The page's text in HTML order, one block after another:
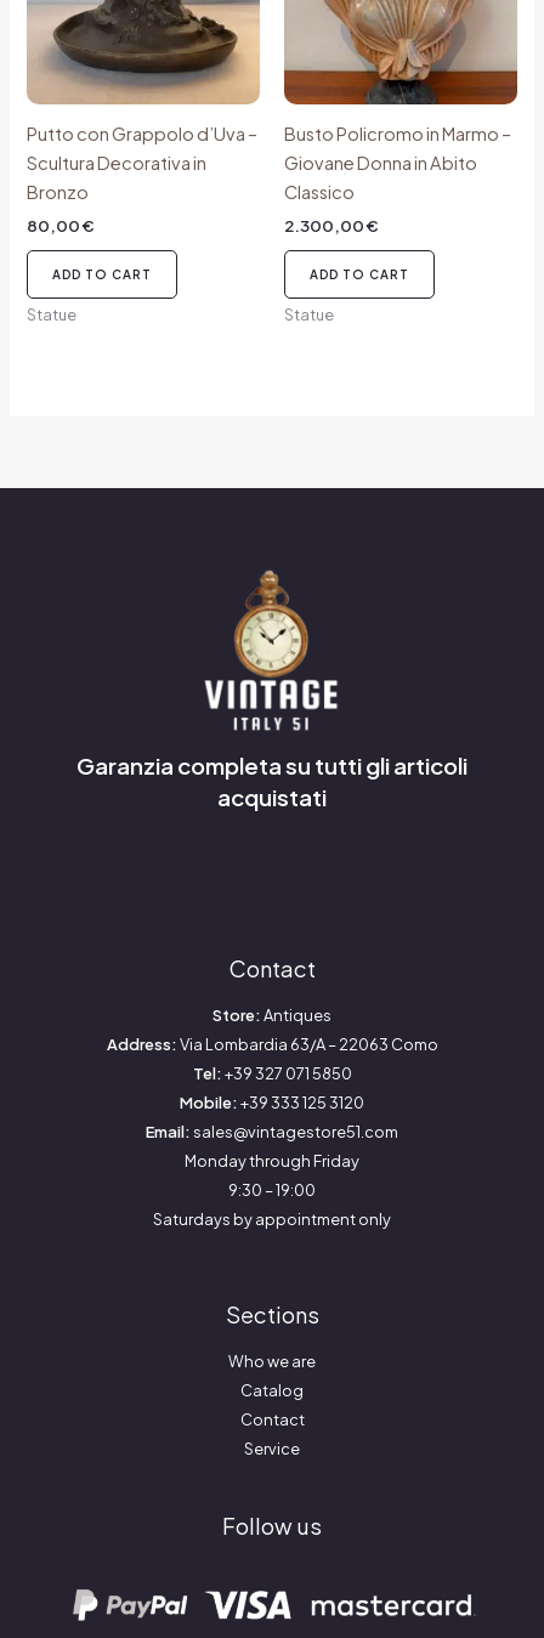
Putto con Grappolo d’Uva –
Scultura Decorativa in
Bronzo
80,00€
ADD TO CART
Statue
Busto Policromo in Marmo –
Giovane Donna in Abito
Classico
2.300,00€
ADD TO CART
Statue
Garanzia completa su tutti gli articoli
acquistati
Contact
Store:Antiques
Address:Via Lombardia 63/A – 22063 Como
Tel:+39 327 071 5850
Mobile:+39 333 125 3120
Email:sales@vintagestore51.com
Monday through Friday
9:30 – 19:00
Saturdays by appointment only
Sections
Who we are
Catalog
Contact
Service
Follow us